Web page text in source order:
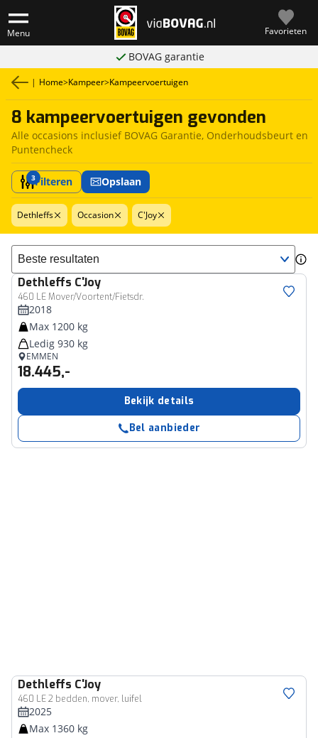
Menu Favorieten
BOVAG garantie
| Home>Kampeer>Kampeervoertuigen
8 kampeervoertuigen gevonden
Alle occasions inclusief BOVAG Garantie, Onderhoudsbeurt en
Puntencheck
3Filteren Opslaan
Dethleffs Occasion C'Joy
Sorteer resultaten
Dethleffs C'Joy
460 LE Mover/Voortent/Fietsdr.
2018
Max 1200 kg
Ledig 930 kg
EMMEN
18.445,-
Bekijk details
Bel aanbieder
Dethleffs C'Joy
460 LE 2 bedden, mover, luifel
2025
Max 1360 kg